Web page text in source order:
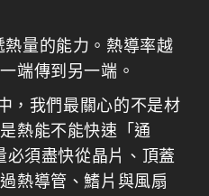
熱量的能力。熱導率越
端傳到另一端。
，我們最關心的不是材
熱能不能快速「通
須盡快從晶片、頂蓋
熱導管、鰭片與風扇